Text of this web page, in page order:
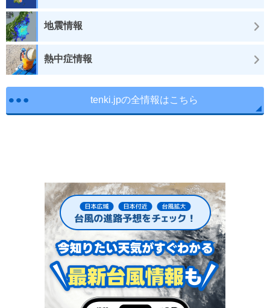
地震情報
熱中症情報
tenki.jpの全情報はこちら